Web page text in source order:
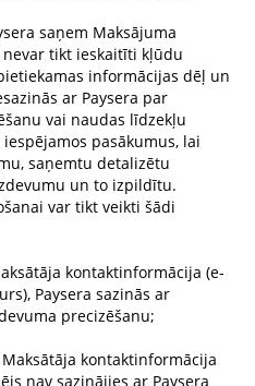
saņem Maksājuma
tikt ieskaitīti kļūdu
informācijas dēļ un
ar Paysera par
vai naudas līdzekļu
pasākumus, lai
saņemtu detalizētu
un to izpildītu.
var tikt veikti šādi
kontaktinformācija (e-
Paysera sazinās ar
precizēšanu;
kontaktinformācija
nav sazinājies ar Paysera